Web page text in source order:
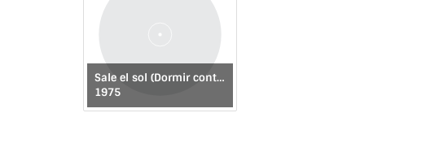
Sale el sol (Dormir contigo) / Satelite
1975